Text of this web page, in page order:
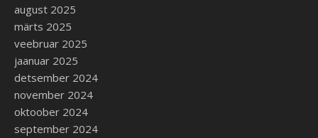
august 2025
märts 2025
veebruar 2025
jaanuar 2025
detsember 2024
november 2024
oktoober 2024
september 2024